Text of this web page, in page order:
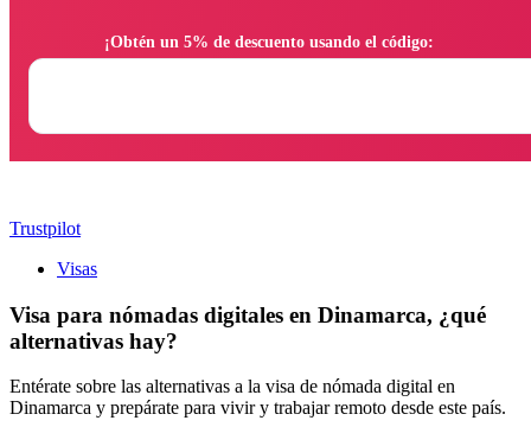
Trustpilot
Visas
Visa para nómadas digitales en Dinamarca, ¿qué
alternativas hay?
Entérate sobre las alternativas a la visa de nómada digital en
Dinamarca y prepárate para vivir y trabajar remoto desde este país.